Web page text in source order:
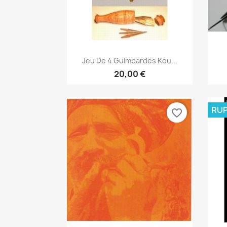
 Aperçu rapide
Jeu De 4 Guimbardes Kou...
20,00 €
favorite_border